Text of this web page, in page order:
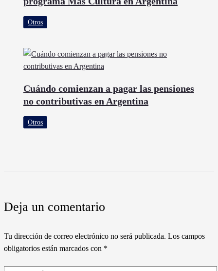
Otros
Cuándo comienzan a pagar las pensiones
no contributivas en Argentina
Otros
Deja un comentario
Tu dirección de correo electrónico no será publicada. Los campos
obligatorios están marcados con *